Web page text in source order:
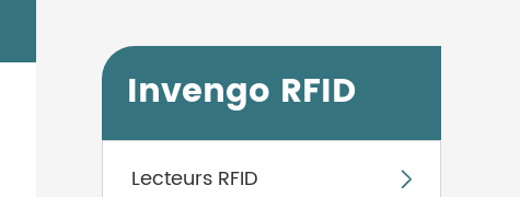
Invengo RFID
Lecteurs RFID 